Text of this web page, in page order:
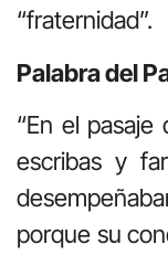
“fraternidad”.
Palabra del
“En el
escribas y
porque su